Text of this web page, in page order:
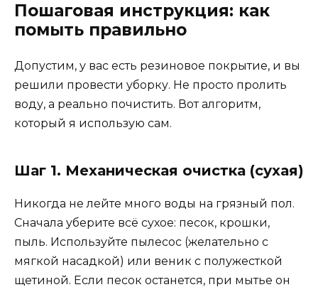
Пошаговая инструкция: как
помыть правильно
Допустим, у вас есть резиновое покрытие, и вы
решили провести уборку. Не просто пролить
воду, а реально почистить. Вот алгоритм,
который я использую сам.
Шаг 1. Механическая очистка (сухая)
Никогда не лейте много воды на грязный пол.
Сначала уберите всё сухое: песок, крошки,
пыль. Используйте пылесос (желательно с
мягкой насадкой) или веник с полужесткой
щетиной. Если песок останется, при мытье он